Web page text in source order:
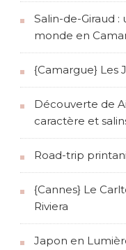
Salin-de-Giraud
monde en
{Camargue} Les
Découverte de
caractère et
Road-trip
{Cannes} Le
Riviera
Japon en